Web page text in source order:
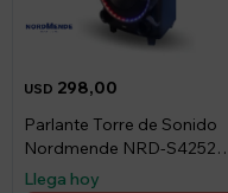
USD 298,00
Parlante Torre de Sonido
Nordmende NRD-S4252
2600W BT y Led
Llega hoy